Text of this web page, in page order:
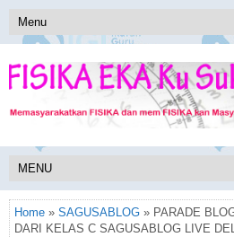
Home » SAGUSABLOG » PARADE
DARI KELAS C SAGUSABLOG LIVE